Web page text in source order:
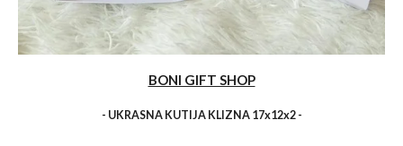
BONI GIFT SHOP
- UKRASNA KUTIJA KLIZNA 17x12x2 -